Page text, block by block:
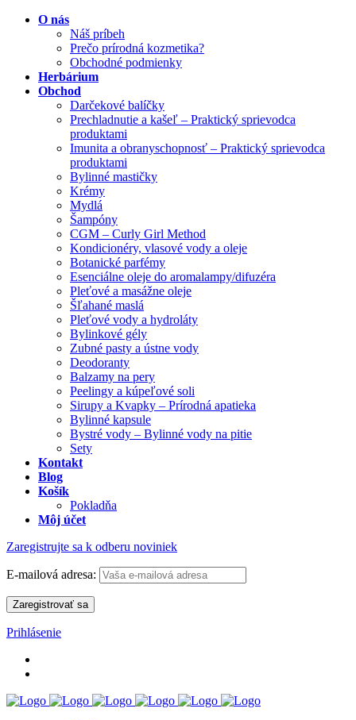
O nás
Náš príbeh
Prečo prírodná kozmetika?
Obchodné podmienky
Herbárium
Obchod
Darčekové balíčky
Prechladnutie a kašeľ – Praktický sprievodca
produktami
Imunita a obranyschopnosť – Praktický sprievodca
produktami
Bylinné mastičky
Krémy
Mydlá
Šampóny
CGM – Curly Girl Method
Kondicionéry, vlasové vody a oleje
Botanické parfémy
Esenciálne oleje do aromalampy/difuzéra
Pleťové a masážne oleje
Šľahané maslá
Pleťové vody a hydroláty
Bylinkové gély
Zubné pasty a ústne vody
Deodoranty
Balzamy na pery
Peelingy a kúpeľové soli
Sirupy a Kvapky – Prírodná apatieka
Bylinné kapsule
Bystré vody – Bylinné vody na pitie
Sety
Kontakt
Blog
Košík
Pokladňa
Môj účet
Zaregistrujte sa k odberu noviniek
E-mailová adresa:
Prihlásenie